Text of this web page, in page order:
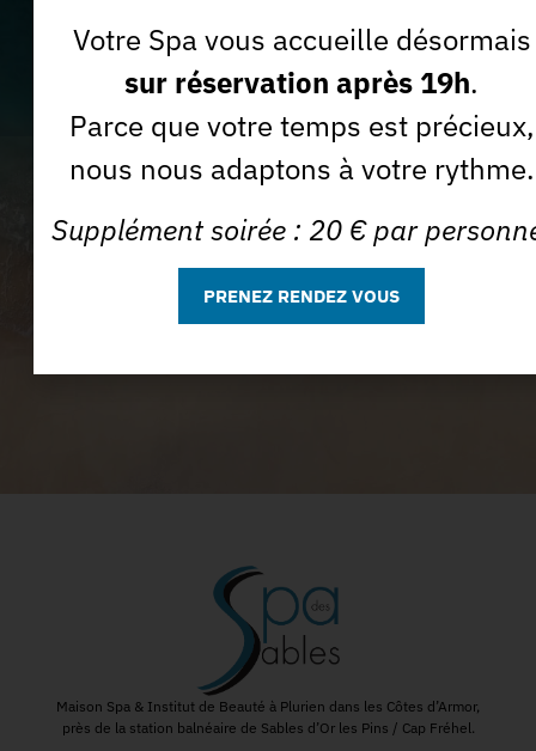
J'accepte que la Spa des Sables utilise mon e-mail à des
fins commerciales.
Je m'abonne *
Maison Spa & Institut de Beauté à Plurien dans les Côtes d’Armor,
près de la station balnéaire de Sables d’Or les Pins / Cap Fréhel.
Votre Spa vous accueille désormais
sur réservation après 19h.
Parce que votre temps est précieux,
nous nous adaptons à votre rythme.
Supplément soirée : 20 € par
PRENEZ RENDEZ VOUS